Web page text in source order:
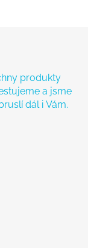
produkty
a jsme
dál i Vám.